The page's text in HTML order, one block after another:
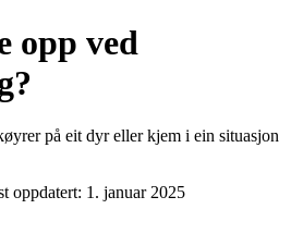
opp ved
på eit dyr eller kjem i ein situasjon
oppdatert: 1. januar 2025